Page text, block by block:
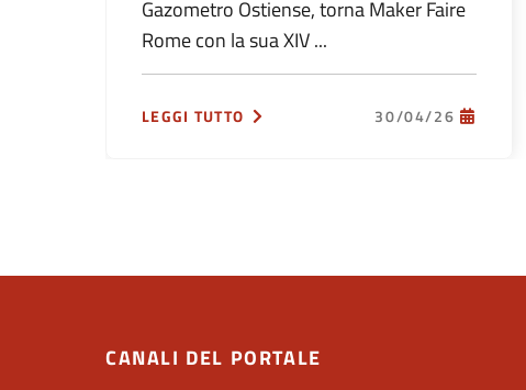
Gazometro Ostiense, torna Maker Faire
Rome con la sua XIV ...
LEGGI TUTTO 30/04/26
CANALI DEL PORTALE